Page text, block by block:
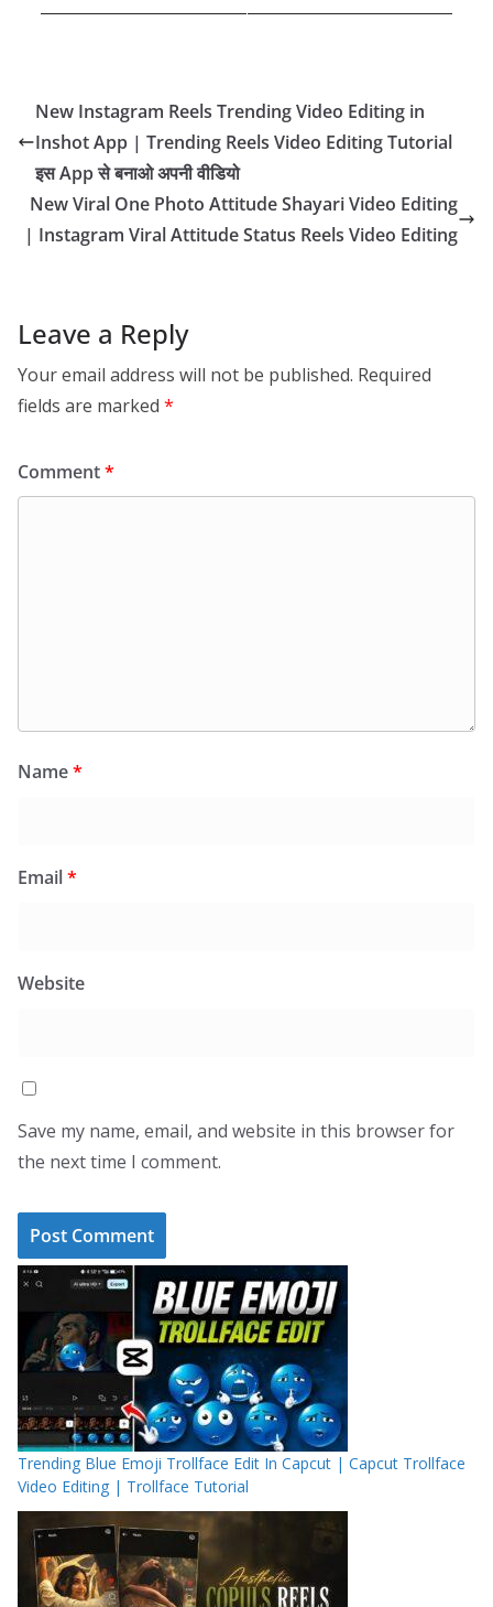
New Instagram Reels Trending Video Editing in
Inshot App | Trending Reels Video Editing Tutorial
इस App से बनाओ अपनी वीडियो
New Viral One Photo Attitude Shayari Video Editing
| Instagram Viral Attitude Status Reels Video Editing
Leave a Reply
Your email address will not be published. Required
fields are marked *
Comment*
Name*
Email*
Website
Save my name, email, and website in this browser for
the next time I comment.
Trending Blue Emoji Trollface Edit In Capcut | Capcut Trollface
Video Editing | Trollface Tutorial